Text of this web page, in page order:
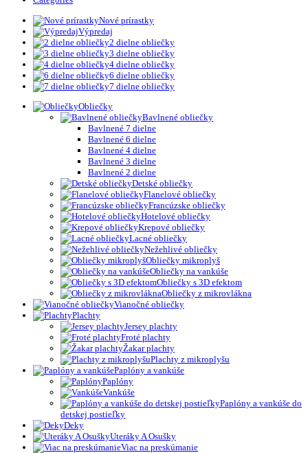
Nové prírastky
Výpredaj
2 dielne obliečky
3 dielne obliečky
4 dielne obliečky
6 dielne obliečky
7 dielne obliečky
Obliečky
Bavlnené obliečky
Bavlnené 7 dielne
Bavlnené 6 dielne
Bavlnené 4 dielne
Bavlnené 3 dielne
Bavlnené 2 dielne
Detské obliečky
Flanelové obliečky
Francúzske obliečky
Hotelové obliečky
Krepové obliečky
Lacné obliečky
Nežehlivé obliečky
Obliečky mikroplyš
Obliečky na vankúše
Obliečky s 3D efektom
Obliečky z mikrovlákna
Vianočné obliečky
Plachty
Jersey plachty
Froté plachty
Žakar plachty
Plachty z mikroplyšu
Paplóny a vankúše
Paplóny
Vankúše
Paplóny a vankúše do
detskej postieľky
Deky
Uteráky A Osušky
Viac na preskúmanie